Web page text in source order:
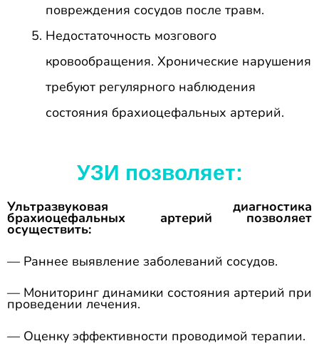
повреждения сосудов после травм.
Недостаточность мозгового
кровообращения. Хронические нарушения
требуют регулярного наблюдения
состояния брахиоцефальных артерий.
УЗИ позволяет:
Ультразвуковая диагностика
брахиоцефальных артерий позволяет
осуществить:
— Раннее выявление заболеваний сосудов.
— Мониторинг динамики состояния артерий при
проведении лечения.
— Оценку эффективности проводимой терапии.